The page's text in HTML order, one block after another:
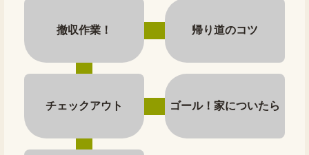
撤収作業！ 帰り道のコツ
チェックアウト ゴール！家についたら